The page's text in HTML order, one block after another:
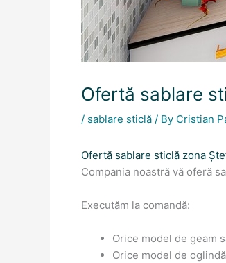
Ofertă sablare
/ sablare sticlă / By Cristian
Ofertă sablare sticlă zona
Compania noastră vă oferă
Executăm la comandă:
Orice model de geam
Orice model de